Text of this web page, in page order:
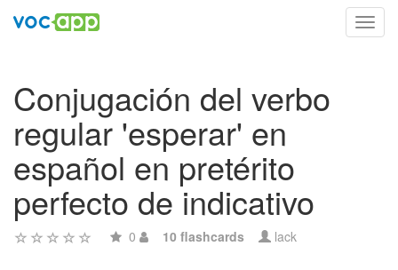
Conjugación del verbo
regular 'esperar' en
español en pretérito
perfecto de indicativo
0 10 flashcards lack